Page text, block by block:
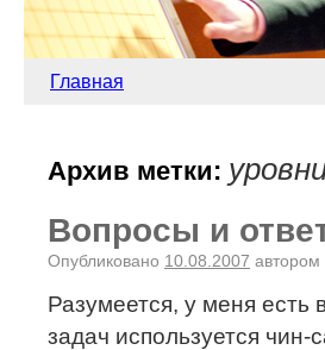
Главная
Архив метки:
Вопросы и
Опубликовано 10.08.2007 автором
Разумеется, у меня есть
задач используется